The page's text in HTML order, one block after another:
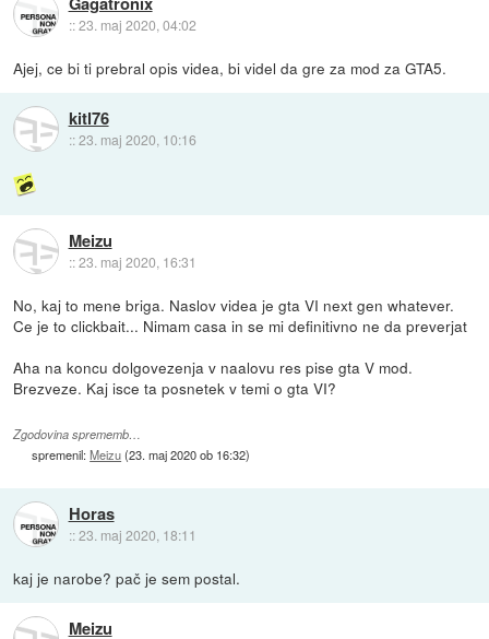
::23. maj 2020, 04:02
Ajej, ce bi ti prebral opis videa, bi videl da gre za mod za GTA5.
kitl76
::23. maj 2020, 10:16
Meizu
::23. maj 2020, 16:31
No, kaj to mene briga. Naslov videa je gta VI next gen whatever.
Ce je to clickbait... Nimam casa in se mi definitivno ne da preverjat
Aha na koncu dolgovezenja v naalovu res pise gta V mod.
Brezveze. Kaj isce ta posnetek v temi o gta VI?
Zgodovina sprememb…
spremenil:Meizu(23. maj 2020 ob 16:32)
Horas
::23. maj 2020, 18:11
kaj je narobe? pač je sem postal.
Meizu